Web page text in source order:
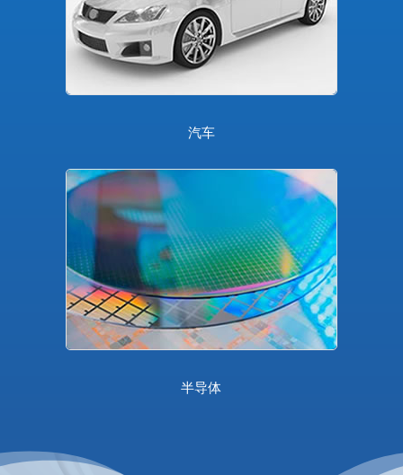
汽车
半导体